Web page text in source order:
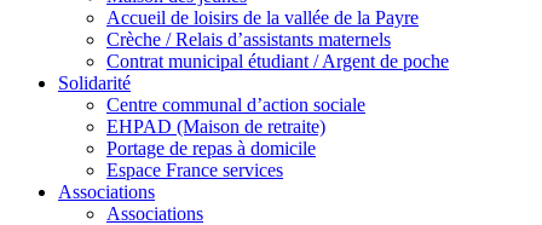
Accueil de loisirs de la vallée de la Payre
Crèche / Relais d’assistants maternels
Contrat municipal étudiant / Argent de poche
Solidarité
Centre communal d’action sociale
EHPAD (Maison de retraite)
Portage de repas à domicile
Espace France services
Associations
Associations